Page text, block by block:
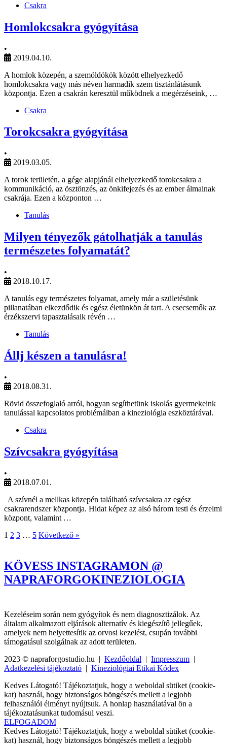
Csakra
Homlokcsakra gyógyítása
•
2019.04.10.
A homlok közepén, a szemöldökök között elhelyezkedő
homlokcsakra vagy más néven harmadik szem tisztánlátásunk
központja. Ezen a csakrán keresztül működnek a megérzéseink, …
Csakra
Torokcsakra gyógyítása
•
2019.03.05.
A torok területén, a gége alapjánál elhelyezkedő torokcsakra a
kommunikáció, az ösztönzés, az önkifejezés és az ember álmainak
csakrája. Ezen a központon …
Tanulás
Milyen tényezők gátolhatják a tanulás
természetes folyamatát?
•
2018.10.17.
A tanulás egy természetes folyamat, amely már a születésünk
pillanatában elkezdődik és egész életünkön át tart. A csecsemők az
érzékszervi tapasztalásaik révén …
Tanulás
Állj készen a tanulásra!
•
2018.08.31.
Rövid összefoglaló arról, hogyan segíthetünk iskolás gyermekeink
tanulással kapcsolatos problémáiban a kineziológia eszköztárával.
Csakra
Szívcsakra gyógyítása
•
2018.07.01.
A szívnél a mellkas közepén található szívcsakra az egész
csakrarendszer központja. Hidat képez az alsó három testi és érzelmi
központ, valamint …
1 2 3 … 5 Következő »
KÖVESS INSTAGRAMON @
NAPRAFORGOKINEZIOLOGIA
Kezeléseim során nem gyógyítok és nem diagnosztizálok. Az
általam alkalmazott eljárások alternatív és kiegészítő jellegűek,
amelyek nem helyettesítik az orvosi kezelést, csupán további
támogatásul szolgálnak az adott területen.
2023 © napraforgostudio.hu | Kezdőoldal | Impresszum |
Adatkezelési tájékoztató | Kineziológiai Etikai Kódex
Kedves Látogató! Tájékoztatjuk, hogy a weboldal sütiket (cookie-
kat) használ, hogy biztonságos böngészés mellett a legjobb
felhasználói élményt nyújtsuk. A honlap használatával ön a
tájékoztatásunkat tudomásul veszi.
ELFOGADOM
Kedves Látogató! Tájékoztatjuk, hogy a weboldal sütiket (cookie-
kat) használ, hogy biztonságos böngészés mellett a legjobb